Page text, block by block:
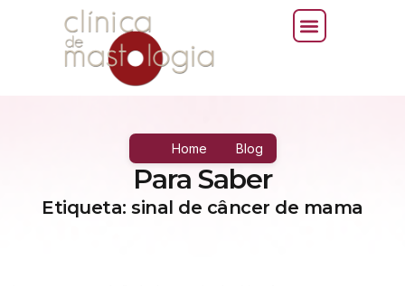
Home Blog
Para Saber
Etiqueta: sinal de câncer de mama